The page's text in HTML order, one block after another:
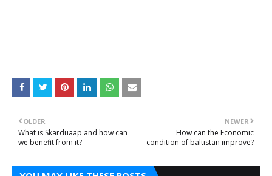
NEWER
How can the Economic
condition of baltistan improve?
OLDER
What is Skarduaap and how can
we benefit from it?